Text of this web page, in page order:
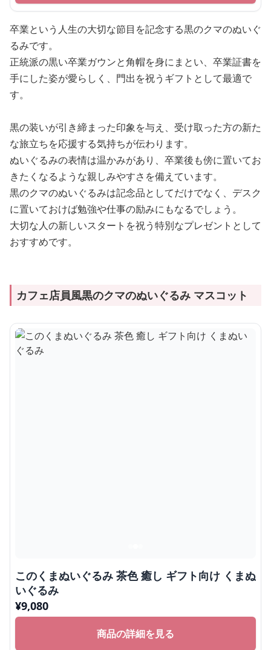
卒業という人生の大切な節目を記念する黒のクマのぬいぐ
るみです。
正統派の黒い卒業ガウンと角帽を身にまとい、卒業証書を
手にした姿が愛らしく、門出を祝うギフトとして最適で
す。
黒の装いが引き締まった印象を与え、受け取った方の新た
な旅立ちを応援する気持ちが伝わります。
ぬいぐるみの表情は温かみがあり、卒業後も傍に置いてお
きたくなるような親しみやすさを備えています。
黒のクマのぬいぐるみは記念品としてだけでなく、デスク
に置いておけば勉強や仕事の励みにもなるでしょう。
大切な人の新しいスタートを祝う特別なプレゼントとして
おすすめです。
カフェ店員風黒のクマのぬいぐるみ マスコット
このくまぬいぐるみ 茶色 癒し ギフト向け くまぬ
いぐるみ
¥9,080
商品の詳細を見る